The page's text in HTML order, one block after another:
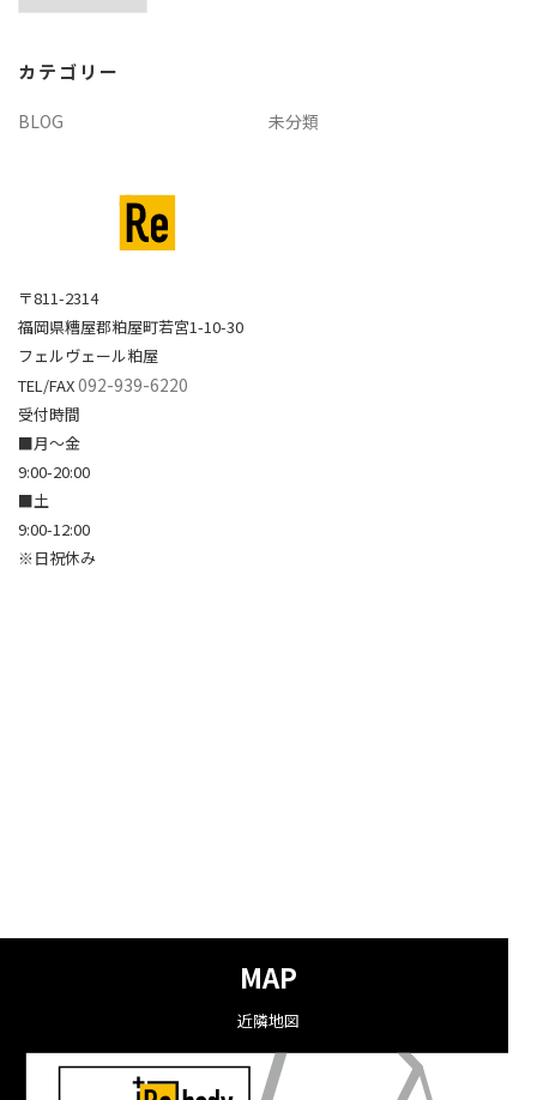
ブ
カテゴリー
BLOG 未分類
〒811-2314
福岡県糟屋郡粕屋町若宮1-10-30
フェルヴェール粕屋
TEL/FAX092-939-6220
受付時間
■月～金
9:00-20:00
■土
9:00-12:00
※日祝休み
MAP
近隣地図